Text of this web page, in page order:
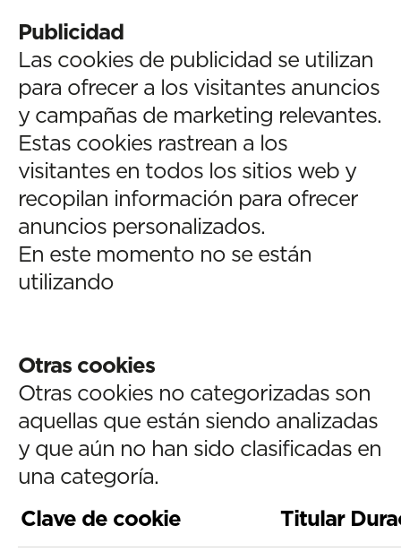
Publicidad
Las cookies de publicidad se utilizan
para ofrecer a los visitantes anuncios
y campañas de marketing relevantes.
Estas cookies rastrean a los
visitantes en todos los sitios web y
recopilan información para ofrecer
anuncios personalizados.
En este momento no se están
utilizando
Otras cookies
Otras cookies no categorizadas son
aquellas que están siendo analizadas
y que aún no han sido clasificadas en
una categoría.
Clave de cookie Titular